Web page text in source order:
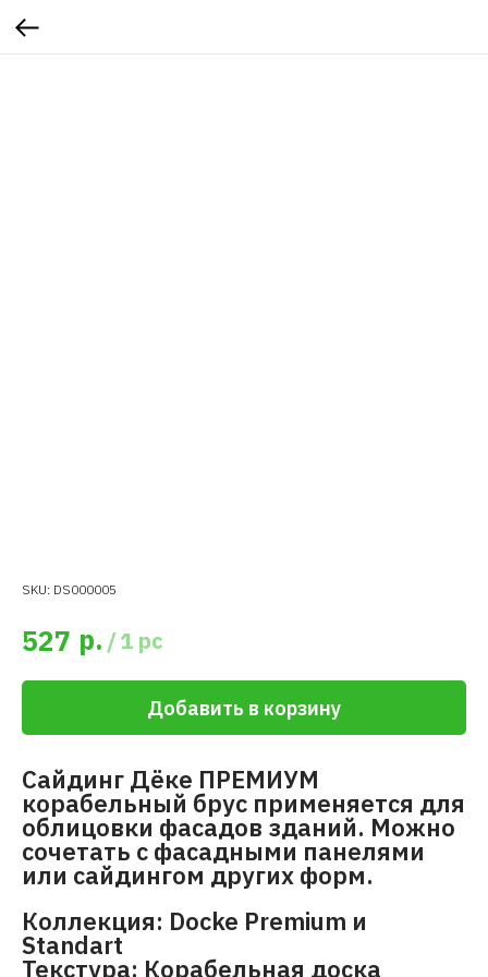
SKU: DS000005
527 р. /1 pc
Добавить в корзину
Сайдинг Дёке ПРЕМИУМ
корабельный брус применяется для
облицовки фасадов зданий. Можно
сочетать с фасадными панелями
или сайдингом других форм.
Коллекция: Docke Premium и
Standart
Текстура: Корабельная доска